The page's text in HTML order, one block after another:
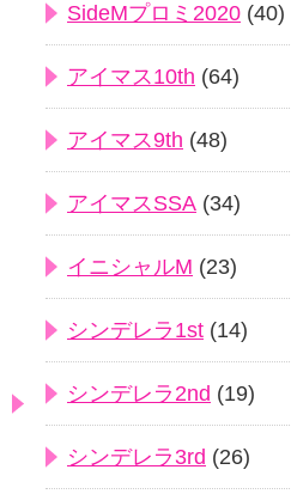
SideMプロミ2020 (40)
アイマス10th (64)
アイマス9th (48)
アイマスSSA (34)
イニシャルM (23)
シンデレラ1st (14)
シンデレラ2nd (19)
シンデレラ3rd (26)